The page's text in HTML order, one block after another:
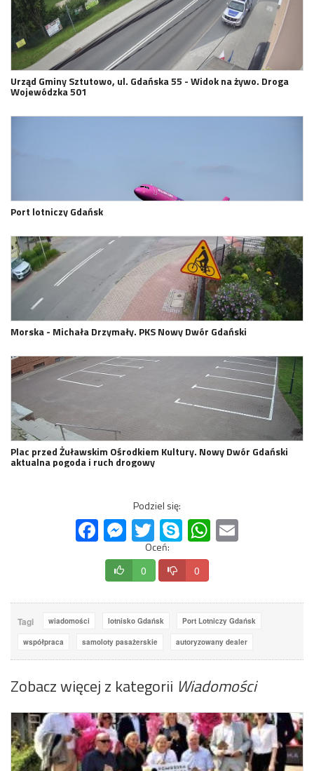
Urząd Gminy Sztutowo, ul. Gdańska 55 - Widok na żywo. Droga
Wojewódzka 501
Port lotniczy Gdańsk
Morska - Michała Drzymały. PKS Nowy Dwór Gdański
Plac przed Żuławskim Ośrodkiem Kultury. Nowy Dwór Gdański
aktualna pogoda i ruch drogowy
Podziel się:
FacebookMessenger
Twitter Skype WhatsApp
Oceń:
0 0
Tagi wiadomości lotnisko Gdańsk Port Lotniczy Gdańsk
współpraca samoloty pasażerskie autoryzowany dealer
Zobacz więcej z kategorii Wiadomości